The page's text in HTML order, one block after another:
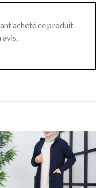
acheté ce produit